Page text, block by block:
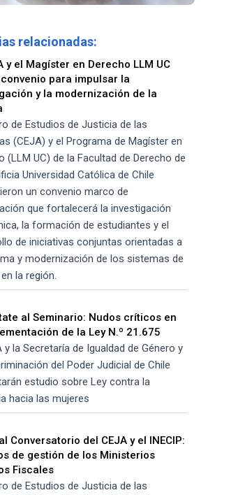
relacionadas:
y el Magíster en Derecho LLM UC
para impulsar la
y la modernización de la
de Estudios de Justicia de las
(CEJA) y el Programa de Magíster en
(LLM UC) de la Facultad de Derecho de
Universidad Católica de Chile
un convenio marco de
que fortalecerá la investigación
la formación de estudiantes y el
de iniciativas conjuntas orientadas a
y modernización de los sistemas de
la región.
al Seminario: Nudos críticos en
de la Ley N.º 21.675
y la Secretaría de Igualdad de Género y
del Poder Judicial de Chile
estudio sobre Ley contra la
hacia las mujeres
Conversatorio del CEJA y el INECIP:
de gestión de los Ministerios
Fiscales
de Estudios de Justicia de las